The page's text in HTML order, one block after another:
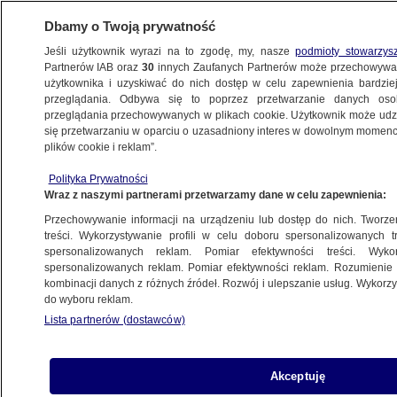
ŚWIAT
16.10.2025, 10:01
Posłuchaj artykułu
Czyta lektor AI
Dbamy o Twoją prywatność
Jeśli użytkownik wyrazi na to zgodę, my, naszepodmioty
Partnerów IAB oraz30 innych Zaufanych Partnerów może
użytkownika i uzyskiwać do nich dostęp w celu zapewnienia
przeglądania. Odbywa się to poprzez przetwarzanie danych
przeglądania przechowywanych w plikach cookie. Użytkownik może
się przetwarzaniu w oparciu o uzasadniony interes w dowolnym
plików cookie i reklam”.
Polityka Prywatności
Wraz z naszymi partnerami przetwarzamy dane w celu zapewnienia:
Przechowywanie informacji na urządzeniu lub dostęp do nich.
treści. Wykorzystywanie profili w celu doboru spersonalizowanych
spersonalizowanych reklam. Pomiar efektywności treści.
spersonalizowanych reklam. Pomiar efektywności reklam.
kombinacji danych z różnych źródeł. Rozwój i ulepszanie usług.
do wyboru reklam.
Lista partnerów (dostawców)
Akceptuję